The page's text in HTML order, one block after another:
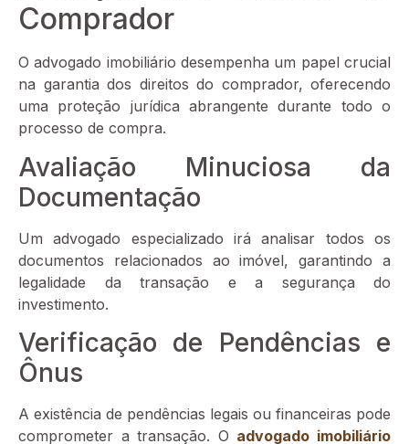
Comprador
O advogado imobiliário desempenha um papel crucial
na garantia dos direitos do comprador, oferecendo
uma proteção jurídica abrangente durante todo o
processo de compra.
Avaliação Minuciosa da
Documentação
Um advogado especializado irá analisar todos os
documentos relacionados ao imóvel, garantindo a
legalidade da transação e a segurança do
investimento.
Verificação de Pendências e
Ônus
A existência de pendências legais ou financeiras pode
comprometer a transação. O advogado imobiliário